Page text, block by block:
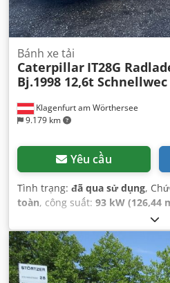
Klagenfurt am Wörthersee
9.179 km
Bánh xe tải
Caterpillar IT28G
Bj.1998 12,6t Schnellwec
Yêu cầu
Tình trạng: đã qua sử dụng,
toàn, công suất: 93 kW (126,44
, loại nhiên
không tải:12.600 kg, trọng
hình trục:4x4, đăng ký lần đầu:
1998, giờ hoạt động:17.762 h,
càng nâng pallet, dẫn động bốn